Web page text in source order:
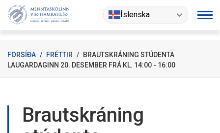
Fara
Íslenska
FORSÍÐA / FRÉTTIR /
BRAUTSKRÁNING STÚDENTA
LAUGARDAGINN 20. DESEMBER FRÁ KL. 14:00 - 16:00
Brautskráning